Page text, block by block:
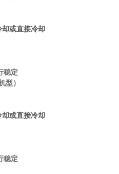
却或直接冷却
稳定
型）
或直接冷却
稳定